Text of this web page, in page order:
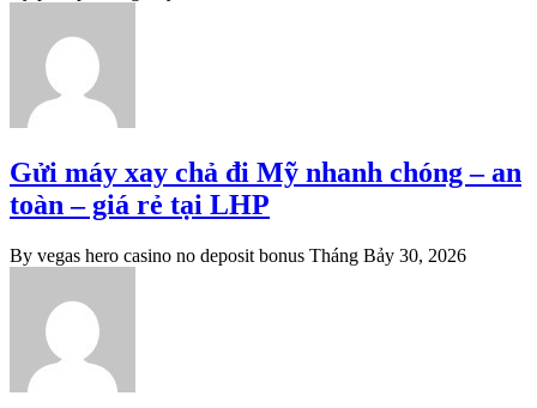
Gửi máy xay chả đi Mỹ nhanh chóng – an
toàn – giá rẻ tại LHP
By vegas hero casino no deposit bonus Tháng Bảy 30, 2026